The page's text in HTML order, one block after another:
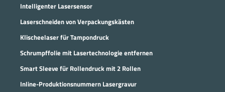
Intelligenter Lasersensor
Laserschneiden von Verpackungskästen
Klischeelaser für Tampondruck
Schrumpffolie mit Lasertechnologie entfernen
Smart Sleeve für Rollendruck mit 2 Rollen
Inline-Produktionsnummern Lasergravur